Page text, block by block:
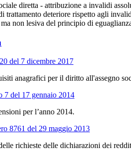
diretta - attribuzione a invalidi
trattamento deteriore rispetto agli
non lesiva del principio di
del 7 dicembre 2017
anagrafici per il diritto all'assegno
7 del 17 gennaio 2014
per l’anno 2014.
8761 del 29 maggio 2013
richieste delle dichiarazioni dei